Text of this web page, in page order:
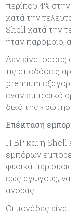
περίπου 4%
κατά την
Shell κατά την
ήταν παρόμοιο,
Δεν είναι
τις αποδόσεις
premium
έναν εμπορικό
δικό της;»
Επέκταση
Η BP και η Shell
εμπόρων
φυσικά
έως αγωγούς, να
αγοράς.
Οι μονάδες